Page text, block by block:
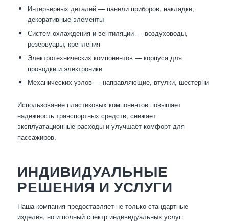
Интерьерных деталей — панели приборов, накладки,
декоративные элементы
Систем охлаждения и вентиляции — воздуховоды,
резервуары, крепления
Электротехнических компонентов — корпуса для
проводки и электроники
Механических узлов — направляющие, втулки, шестерни
Использование пластиковых компонентов повышает
надежность транспортных средств, снижает
эксплуатационные расходы и улучшает комфорт для
пассажиров.
ИНДИВИДУАЛЬНЫЕ
РЕШЕНИЯ И УСЛУГИ
Наша компания предоставляет не только стандартные
изделия, но и полный спектр индивидуальных услуг: